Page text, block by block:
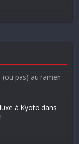
(ou pas) au ramen
à Kyoto dans